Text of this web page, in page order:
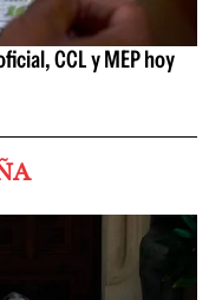
CCL y MEP hoy